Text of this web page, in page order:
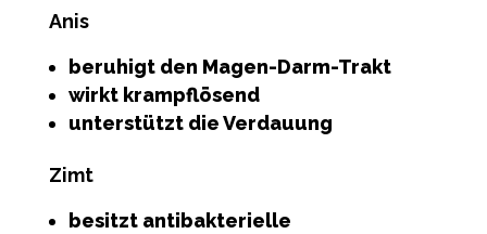
Anis
beruhigt den Magen-Darm-Trakt
wirkt krampflösend
unterstützt die Verdauung
Zimt
besitzt antibakterielle